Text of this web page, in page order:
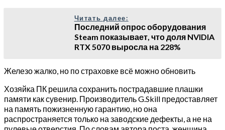
Читать далее:
Последний опрос оборудования
Steam показывает, что доля NVIDIA
RTX 5070 выросла на 228%
Железо жалко, но по страховке всё можно обновить
Хозяйка ПК решила сохранить пострадавшие плашки
памяти как сувенир. Производитель G.Skill предоставляет
на память пожизненную гарантию, но она
распространяется только на заводские дефекты, а не на